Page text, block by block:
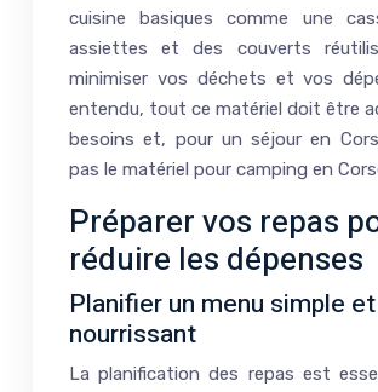
cuisine basiques comme une
assiettes et des couverts
minimiser vos déchets et vos
entendu, tout ce matériel doit être
besoins et, pour un séjour en
pas le matériel pour camping en
Préparer vos repas
réduire les dépenses
Planifier un menu simple et
nourrissant
La planification des repas est